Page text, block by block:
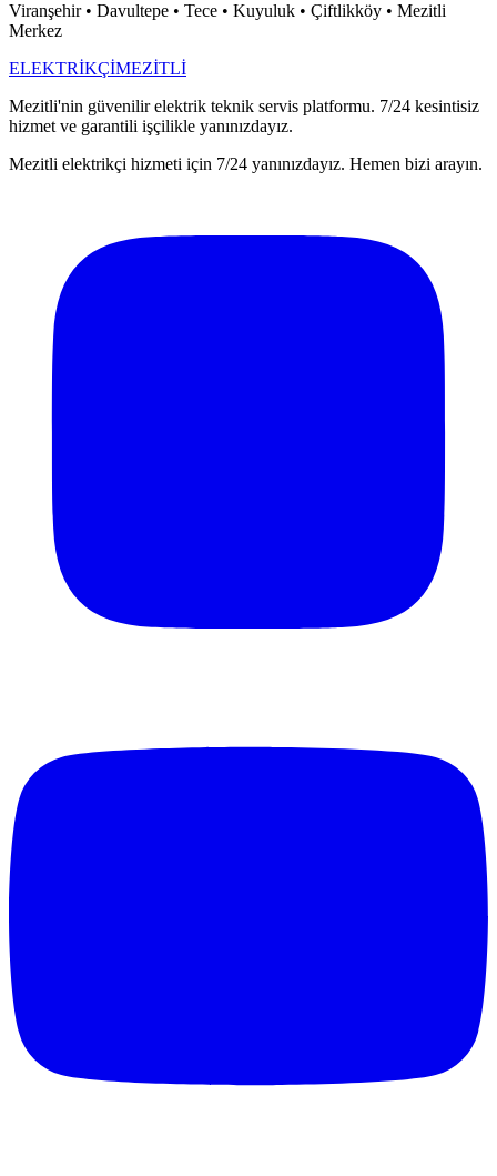
Viranşehir • Davultepe • Tece • Kuyuluk • Çiftlikköy • Mezitli
Merkez
ELEKTRİKÇİMEZİTLİ
Mezitli'nin güvenilir elektrik teknik servis platformu. 7/24 kesintisiz
hizmet ve garantili işçilikle yanınızdayız.
Mezitli elektrikçi hizmeti için 7/24 yanınızdayız. Hemen bizi arayın.